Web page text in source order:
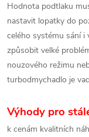
Hodnota podtlaku
nastavit lopatky do
celého systému sání
způsobit velké
nouzového režimu
turbodmychadlo je
Výhody pro
k cenám kvalitních